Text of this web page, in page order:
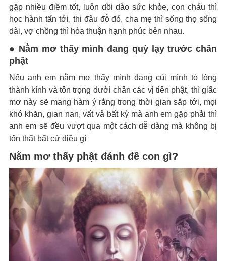
gặp nhiều điềm tốt, luôn dồi dào sức khỏe, con cháu thì
học hành tấn tới, thi đâu đỗ đó, cha mẹ thì sống thọ sống
dài, vợ chồng thì hòa thuận hạnh phúc bên nhau.
● Nằm mơ thấy mình đang quỳ lạy trước chân
phật
Nếu anh em nằm mơ thấy mình đang cúi mình tỏ lòng
thành kính và tôn trọng dưới chân các vị tiên phật, thì giấc
mơ này sẽ mang hàm ý rằng trong thời gian sắp tới, mọi
khó khăn, gian nan, vất vả bất kỳ mà anh em gặp phải thì
anh em sẽ đều vượt qua một cách dễ dàng mà không bị
tổn thất bất cứ điều gì
Nằm mơ thấy phật đánh đề con gì?